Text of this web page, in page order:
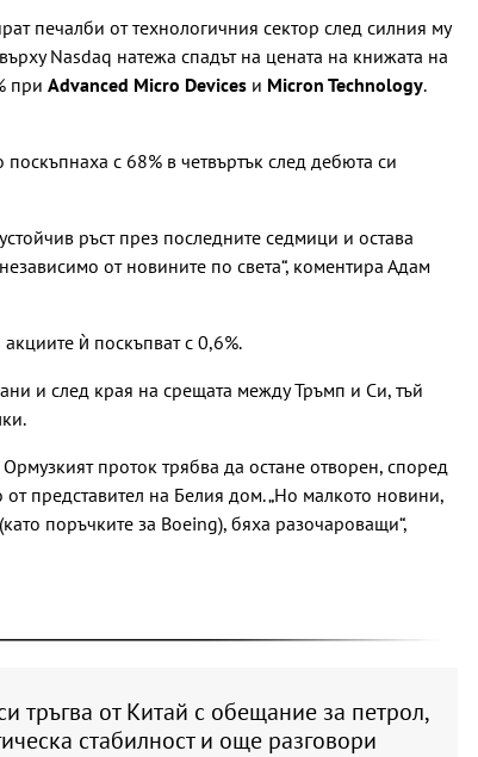
печалби от технологичния сектор след силния му
Nasdaq натежа спадът на цената на книжата на
при Advanced Micro Devices и Micron Technology.
поскъпнаха с 68% в четвъртък след дебюта си
ръст през последните седмици и остава
от новините по света“, коментира Адам
ѝ поскъпват с 0,6%.
и след края на срещата между Тръмп и Си, тъй
проток трябва да остане отворен, според
представител на Белия дом. „Но малкото новини,
поръчките за Boeing), бяха разочароващи“,
тръгва от Китай с обещание за петрол,
стабилност и още разговори
Медицински
хеликоптери
успешни операции
Военноморското
Няма дълбоки кратери
на мястото, на което